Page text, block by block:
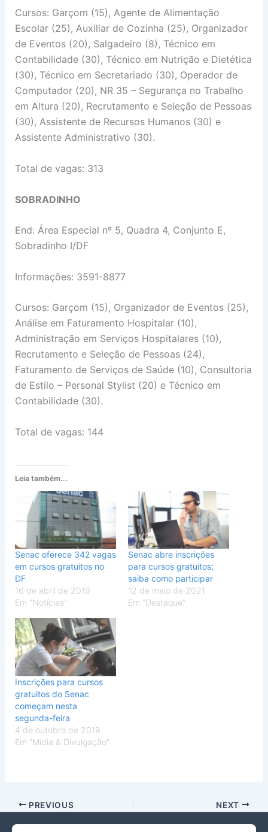
Cursos: Garçom (15), Agente de Alimentação
Escolar (25), Auxiliar de Cozinha (25), Organizador
de Eventos (20), Salgadeiro (8), Técnico em
Contabilidade (30), Técnico em Nutrição e Dietética
(30), Técnico em Secretariado (30), Operador de
Computador (20), NR 35 – Segurança no Trabalho
em Altura (20), Recrutamento e Seleção de Pessoas
(30), Assistente de Recursos Humanos (30) e
Assistente Administrativo (30).
Total de vagas: 313
SOBRADINHO
End: Área Especial nº 5, Quadra 4, Conjunto E,
Sobradinho I/DF
Informações: 3591-8877
Cursos: Garçom (15), Organizador de Eventos (25),
Análise em Faturamento Hospitalar (10),
Administração em Serviços Hospitalares (10),
Recrutamento e Seleção de Pessoas (24),
Faturamento de Serviços de Saúde (10), Consultoria
de Estilo – Personal Stylist (20) e Técnico em
Contabilidade (30).
Total de vagas: 144
Leia também...
Senac oferece 342 vagas
em cursos gratuitos no
DF
16 de abril de 2019
Em "Notícias"
Senac abre inscrições
para cursos gratuitos;
saiba como participar
12 de maio de 2021
Em "Destaque"
Inscrições para cursos
gratuitos do Senac
começam nesta
segunda-feira
4 de outubro de 2019
Em "Mídia & Divulgação"
PREVIOUS NEXT